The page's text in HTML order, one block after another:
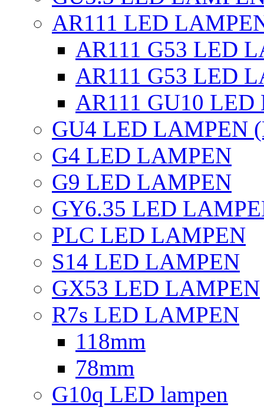
AR111 LED
AR111 G53 LED
AR111 G53 LED
AR111 GU10
GU4 LED LAMPEN
G4 LED LAMPEN
G9 LED LAMPEN
GY6.35 LED
PLC LED LAMPEN
S14 LED LAMPEN
GX53 LED LAMPEN
R7s LED LAMPEN
118mm
78mm
G10q LED lampen